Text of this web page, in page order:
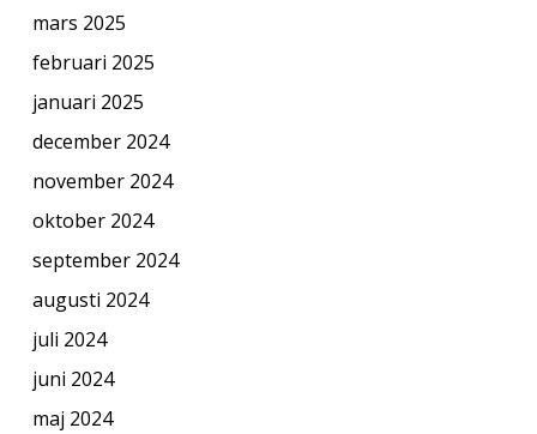
mars 2025
februari 2025
januari 2025
december 2024
november 2024
oktober 2024
september 2024
augusti 2024
juli 2024
juni 2024
maj 2024